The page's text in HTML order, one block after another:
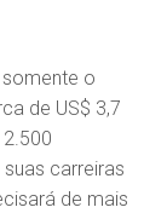
o
de US$ 3,7
carreiras
de mais